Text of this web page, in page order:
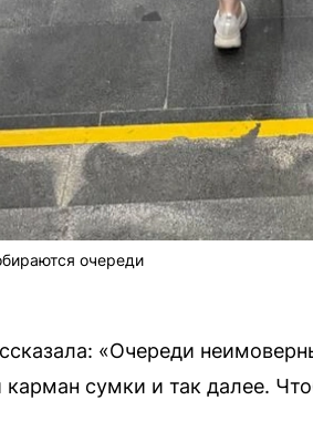
очереди
«Очереди
сумки и так далее.